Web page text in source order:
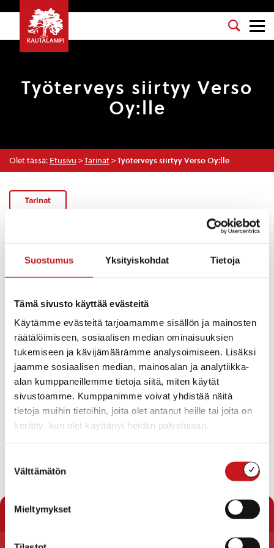
Suostumus Yksityiskohdat Tietoja
Tämä sivusto käyttää evästeitä
Käytämme evästeitä tarjoamamme sisällön ja mainosten
räätälöimiseen, sosiaalisen median ominaisuuksien
tukemiseen ja kävijämäärämme analysoimiseen. Lisäksi
jaamme sosiaalisen median, mainosalan ja analytiikka-
alan kumppaneillemme tietoja siitä, miten käytät
sivustoamme. Kumppanimme voivat yhdistää näitä
tietoja muihin tietoihin, joita olet antanut heille tai joita on
kerätty, kun olet käyttänyt heidän palvelujaan.
valinta
Välttämätön
Mieltymykset
Työterveys siirtyy Verso
Oy:lle
Olet tässä: Etusivu > Tarinat > Työterveys siirtyy Verso Oy:lle
Tarinat
Rautalammin työterveyshuolto siirretään suoralla
Neuvotteluissa on ollut lähtökohtana se, että
se on ollut Soisalon työterveyden aikana.
Suorahankinnan perusteena on se, että asia oli
kiireellinen, mistä syystä kilpailutuksen toteuttaminen
oli mahdotonta.
Terveyspalvelu Verso Oy on tehnyt sopimuksen Kysteri-
liikelaitoksen kanssa siten, että yhtiö tuottaa
työterveyshuollon järjestämisvastuun mukaiset palvelut
Rautalammin lisäksi myös Keiteleen, Pielaveden, Tervon,